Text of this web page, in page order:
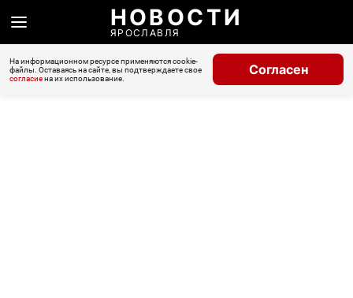
НОВОСТИ
ЯРОСЛАВЛЯ
На информационном ресурсе применяются cookie-
файлы. Оставаясь на сайте, вы подтверждаете свое
согласиена их использование.
Согласен